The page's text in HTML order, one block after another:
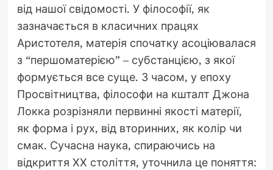
від нашої свідомості. У філософії, як
зазначається в класичних працях
Аристотеля, матерія спочатку асоціювалася
з “першоматерією” – субстанцією, з якої
формується все суще. З часом, у епоху
Просвітництва, філософи на кшталт Джона
Локка розрізняли первинні якості матерії,
як форма і рух, від вторинних, як колір чи
смак. Сучасна наука, спираючись на
відкриття ХХ століття, уточнила це поняття: